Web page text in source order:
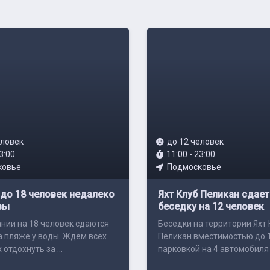
18 человек недалеко
на 18 человек сдаются
пляже у воды. Ждем всех
за ...
до 12 человек
11:00 - 23:00
Подмосковье
Яхт Клуб Пеликан
беседку на 12 человек
Беседки на территории Яхт
Пеликан вместимостью до
парковкой на 4 автомобиля